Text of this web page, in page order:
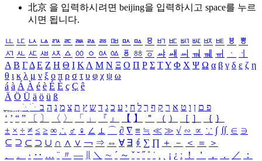
北京 을 입력하시려면 beijing을 입력하시고 space를 누르
시면 됩니다.
ㅥ ㅦ ㅧ ㅨ ㅩ ㅪ ㅫ ㅬ ㅭ ㅮ ㅯ ㅰ ㅱ ㅲ ㅳ ㅴ ㅵ ㅶ ㅷ ㅸ
ㅹ
ㅺ ㅻ ㅼ ㅽ ㅾ ㅿ ㆀ ㆁ ㆂ ㆃ ㆄ ㆅ ㆆ ㆇ ㆈ ㆉ ㆊ ㆋ ㆌ ㆍ
ㆎ
Α Β ΓΔ Ε Ζ Η Θ Ι ΚΛ Μ Ν Ξ Ο Π Ρ Σ ΤΥ Φ Χ Ψ Ω α β γ δ ε ζ η
θ ι κ λ μ ν ξ ο π ρ σ τ υ φ χ ψ ω
á à Á À é è É È ç Ç ê
Ä Ö Ü ä ö ü ß
ִֶֹ ֻּ ׁׂ פ ם ן ו ט א ר ק ף ך ל ח י ע כ ג ד ש ץ ת צ מ נ ה ב
‘ ’ “ ” 〔 〕 〈 〉 「 」 『 』 【 】 ＂ （ ） ［ ］ ｛ ｝
± × ÷ ≠ ≤ ≥ ∞ ∴ ♂ ♀ ∠ ⊥ ⌒ ∂ ∇ ≡ ≒ ≪ ≫ √ ∽ ∝ ∵ ∫ ∬ ∈ ∋
⊆ ⊇ ⊂ ⊃ ∪ ∩ ∧ ∨ ￢ ⇒ ⇔ ∀ ∃ ∮ ∑ ∏ ＋ － ＜ ＝
＞
、
。 · ‥ … ¨ 〃 ― ＼ ∼ ´ ～ ˇ ˘ ˝ ˚ ˙ ¸ ¡ ¿ ː ！ ＇ ， ． ／
：